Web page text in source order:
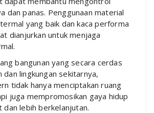
dan panas. Penggunaan material
yang baik dan kaca performa
dianjurkan untuk menjaga
bangunan yang secara cerdas
lingkungan sekitarnya,
tidak hanya menciptakan ruang
juga mempromosikan gaya hidup
dan lebih berkelanjutan.